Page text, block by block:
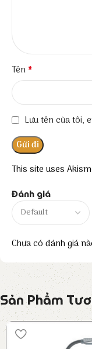
Đánh giá
Chưa có đánh giá
Tên*
Lưu tên của tôi,
This site uses
Sản Phẩm